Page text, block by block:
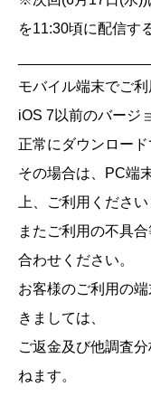
を11:30頃に配信す
モバイル端末でご
iOS 7以前のバージ
正常にダウンロー
その場合は、PC端
上、ご利用ください
またご利用の不具
合わせください。
お客様のご利用の
きましては、
ご返金及び他調査
ねます。